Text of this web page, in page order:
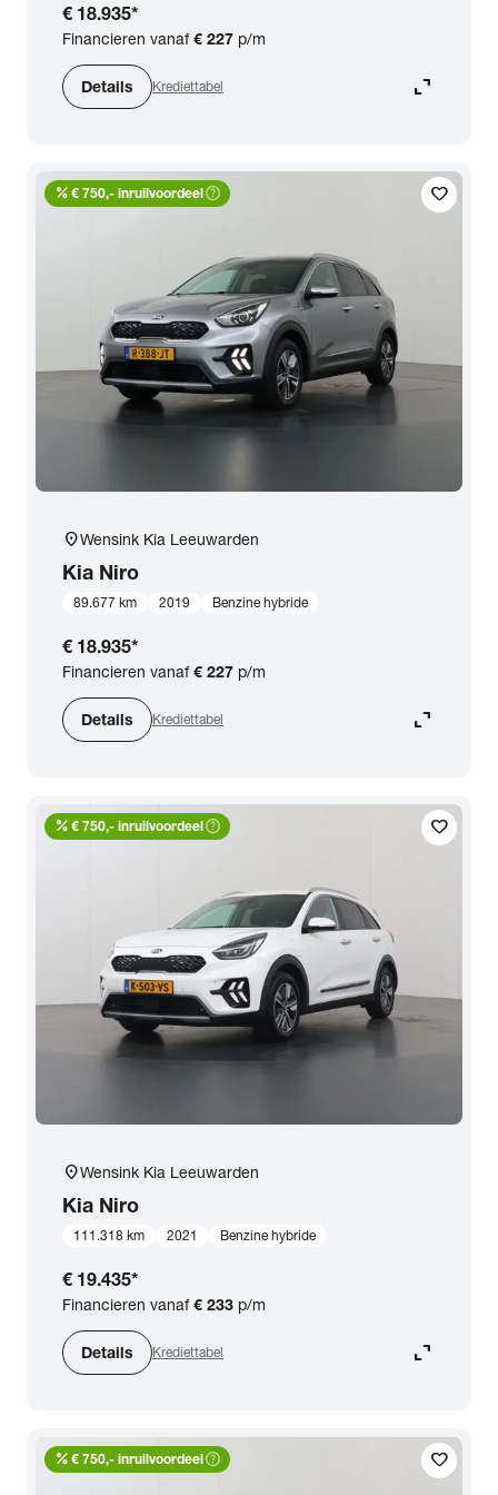
€ 18.935*
Financieren vanaf€ 227 p/m
Details Krediettabel expand_content
favorite
percent € 750,- inruilvoordeelhelp_outline
location_onWensink Kia Leeuwarden
Kia Niro
89.677 km 2019 Benzine hybride
€ 18.935*
Financieren vanaf€ 227 p/m
Details Krediettabel expand_content
favorite
percent € 750,- inruilvoordeelhelp_outline
location_onWensink Kia Leeuwarden
Kia Niro
111.318 km 2021 Benzine hybride
€ 19.435*
Financieren vanaf€ 233 p/m
Details Krediettabel expand_content
favorite
percent € 750,- inruilvoordeelhelp_outline